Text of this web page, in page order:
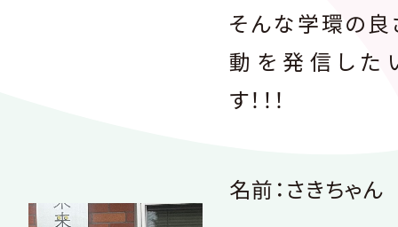
そんな学環の良
動を発信した
す！！！
名前：さきちゃん